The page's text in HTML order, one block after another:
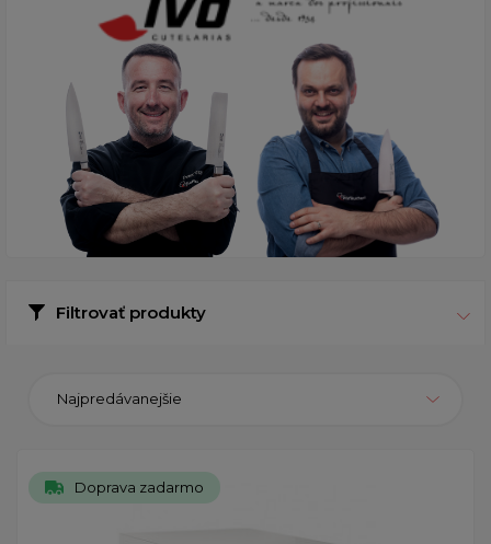
Filtrovať produkty
Najpredávanejšie
Doprava zadarmo